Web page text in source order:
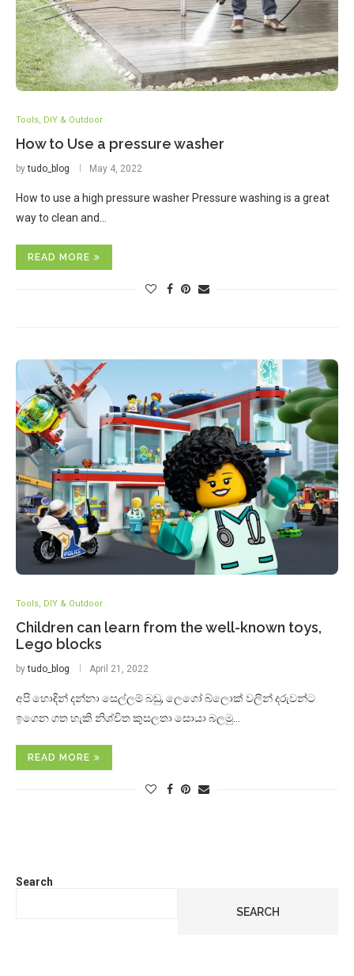
Tools, DIY & Outdoor
How to Use a pressure washer
bytudo_blog May 4, 2022
How to use a high pressure washer Pressure washing is a great
way to clean and…
READ MORE
Tools, DIY & Outdoor
Children can learn from the well-known toys,
Lego blocks
bytudo_blog April 21, 2022
අපි හොඳින් දන්නා සෙල්ලම් බඩු, ලෙගෝ බ්ලොක් වලින් දරුවන්ට
ඉගෙන ගත හැකි නිශ්චිත කුසලතා සොයා බලමු…
READ MORE
Search
SEARCH